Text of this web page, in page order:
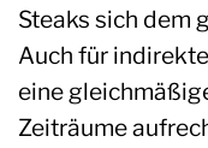
Steaks sich dem
Auch für
eine
Zeiträume